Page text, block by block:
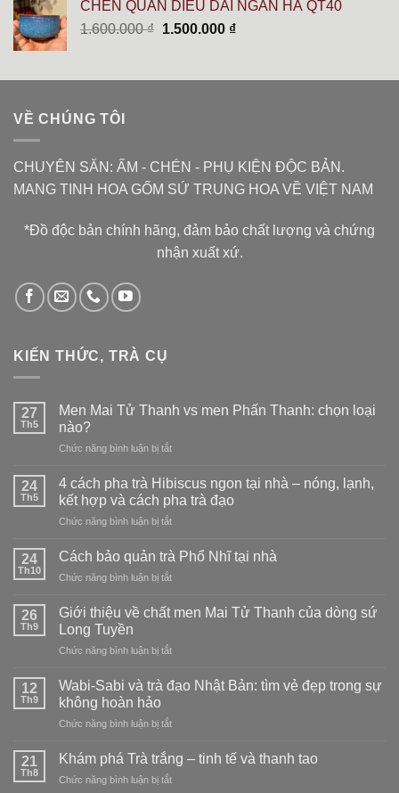
6.000.000 ₫.là:
5.400.000 ₫.
CHÉN QUÂN DIÊU DẢI NGÂN HÀ QT40
1.600.000₫ Giá
1.600.000 ₫.
1.500.000 ₫Giá
là:
VỀ CHÚNG TÔI
CHUYÊN SĂN: ẤM - CHÉN - PHỤ KIỆN ĐỘC BẢN.
MANG TINH HOA GỐM SỨ TRUNG HOA VỀ VIỆT NAM
*Đồ độc bản chính hãng, đảm bảo chất lượng và chứng
nhận xuất xứ.
KIẾN THỨC, TRÀ CỤ
27
Th5
Men Mai Tử Thanh vs men Phấn Thanh: chọn loại
nào?
Chức năng bình luận bị tắtở
Mai
Tử
Thanh
vs
Phấn
chọn
nào?
24
Th5
4 cách pha trà Hibiscus ngon tại nhà – nóng, lạnh,
kết hợp và cách pha trà đạo
Chức năng bình luận bị tắtở
cách
trà
ngon
–
lạnh,
pha
trà
24
Th10
Cách bảo quản trà Phổ Nhĩ tại nhà
Chức năng bình luận bị tắtở
bảo
Phổ
tại
26
Th9
Giới thiệu về chất men Mai Tử Thanh của dòng sứ
Long Tuyền
Chức năng bình luận bị tắtở
thiệu
về
men
Tử
của
12
Th9
Wabi-Sabi và trà đạo Nhật Bản: tìm vẻ đẹp trong sự
không hoàn hảo
Chức năng bình luận bị tắtở
Sabi
và
trà
21
Th8
Khám phá Trà trắng – tinh tế và thanh tao
Chức năng bình luận bị tắtở